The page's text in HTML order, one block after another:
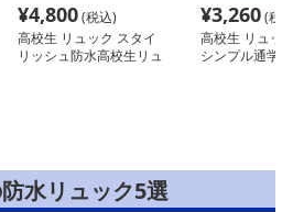
¥4,800(税込)
高校生 リュック スタイ
リッシュ防水高校生リュ
¥3,260(税
高校生 リュッ
シンプル通学
水リュック5選